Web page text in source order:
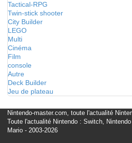
Tactical-RPG
Twin-stick shooter
City Builder
LEGO
Multi
Cinéma
Film
console
Autre
Deck Builder
Jeu de plateau
Nintendo-master.com, toute l'actualité
Toute l'actualité Nintendo : Switch,
Mario - 2003-2026